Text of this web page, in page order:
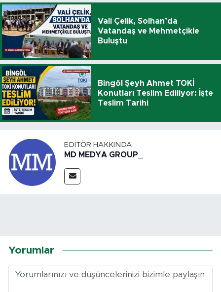
Vali Çelik, Solhan’da
Vatandaş ve Mehmetçikle
Buluştu
Bingöl Şeyh Ahmet TOKİ
Konutları Teslim Ediliyor: İşte
Teslim Tarihi
EDITÖR HAKKINDA
MD MEDYA GROUP_
Yorumlar